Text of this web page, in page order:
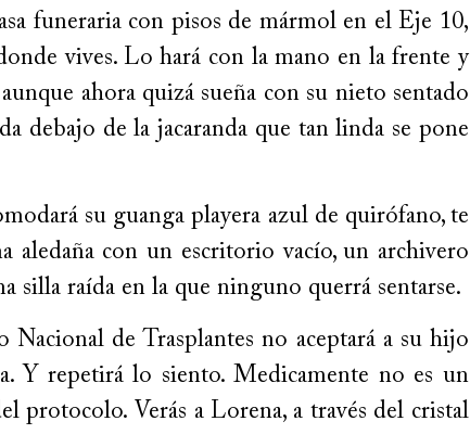
funeraria con pisos de mármol en el Eje 10,
vives. Lo hará con la mano en la frente y
ahora quizá sueña con su nieto sentado
debajo de la jacaranda que tan linda se pone
su guanga playera azul de quirófano, te
aledaña con un escritorio vacío, un archivero
silla raída en la que ninguno querrá sentarse.
Nacional de Trasplantes no aceptará a su hijo
Y repetirá lo siento. Medicamente no es un
protocolo. Verás a Lorena, a través del cristal